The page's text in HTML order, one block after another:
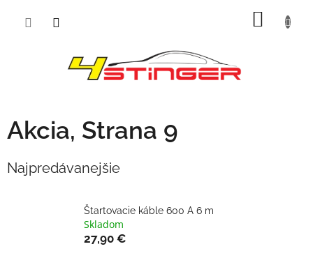
Akcia, Strana 9
Najpredávanejšie
Štartovacie káble 600 A 6 m
Skladom
27,90 €